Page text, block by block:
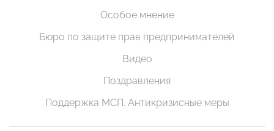
Особое мнение
Бюро по защите прав предпринимателей
Видео
Поздравления
Поддержка МСП. Антикризисные меры